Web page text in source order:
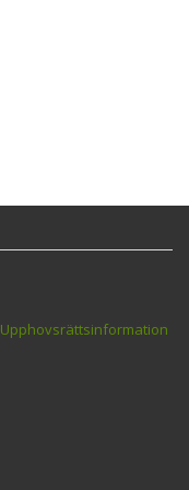
Upphovsrättsinformation